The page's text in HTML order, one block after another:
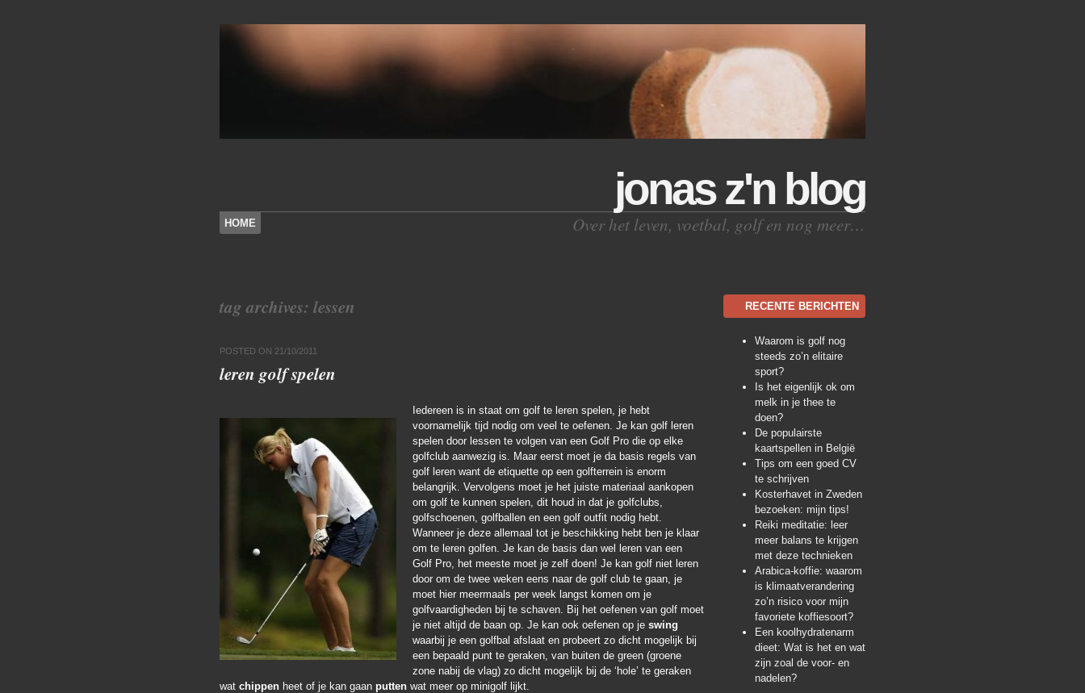
jonas z'n blog
Over het leven, voetbal, golf en nog meer…
SKIP TO CONTENT
HOME
tag archives: lessen
POSTED ON 21/10/2011
leren golf spelen
Iedereen is in staat om golf te leren spelen, je hebt
voornamelijk tijd nodig om veel te oefenen. Je kan golf leren
spelen door lessen te volgen van een Golf Pro die op elke
golfclub aanwezig is. Maar eerst moet je da basis regels van
golf leren want de etiquette op een golfterrein is enorm
belangrijk. Vervolgens moet je het juiste materiaal aankopen
om golf te kunnen spelen, dit houd in dat je golfclubs,
golfschoenen, golfballen en een golf outfit nodig hebt.
Wanneer je deze allemaal tot je beschikking hebt ben je klaar
om te leren golfen. Je kan de basis dan wel leren van een
Golf Pro, het meeste moet je zelf doen! Je kan golf niet leren
door om de twee weken eens naar de golf club te gaan, je
moet hier meermaals per week langst komen om je
golfvaardigheden bij te schaven. Bij het oefenen van golf moet
je niet altijd de baan op. Je kan ook oefenen op je swing
waarbij je een golfbal afslaat en probeert zo dicht mogelijk bij
een bepaald punt te geraken, van buiten de green (groene
zone nabij de vlag) zo dicht mogelijk bij de ‘hole’ te geraken
wat chippen heet of je kan gaan putten wat meer op minigolf lijkt.
RECENTE BERICHTEN
Waarom is golf nog
steeds zo’n elitaire
sport?
Is het eigenlijk ok om
melk in je thee te
doen?
De populairste
kaartspellen in België
Tips om een goed CV
te schrijven
Kosterhavet in Zweden
bezoeken: mijn tips!
Reiki meditatie: leer
meer balans te krijgen
met deze technieken
Arabica-koffie: waarom
is klimaatverandering
zo’n risico voor mijn
favoriete koffiesoort?
Een koolhydratenarm
dieet: Wat is het en wat
zijn zoal de voor- en
nadelen?